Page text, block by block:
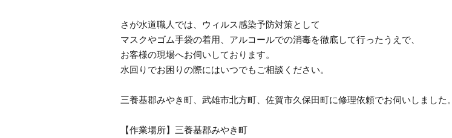
さが水道職人では、ウィルス感染予防対策として
マスクやゴム手袋の着用、アルコールでの消毒を徹底して行ったうえで、
お客様の現場へお伺いしております。
水回りでお困りの際にはいつでもご相談ください。
三養基郡みやき町、武雄市北方町、佐賀市久保田町に修理依頼でお伺いしました。
【作業場所】三養基郡みやき町